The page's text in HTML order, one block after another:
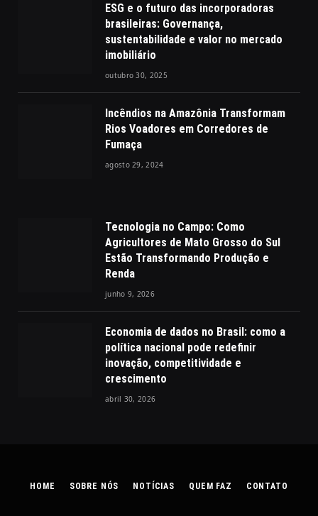
ESG e o futuro das incorporadoras
brasileiras: Governança,
sustentabilidade e valor no mercado
imobiliário
outubro 30, 2025
Incêndios na Amazônia Transformam
Rios Voadores em Corredores de
Fumaça
agosto 29, 2024
Tecnologia no Campo: Como
Agricultores de Mato Grosso do Sul
Estão Transformando Produção e
Renda
junho 9, 2026
Economia de dados no Brasil: como a
política nacional pode redefinir
inovação, competitividade e
crescimento
abril 30, 2026
HOME SOBRE NÓS NOTÍCIAS QUEM FAZ CONTATO